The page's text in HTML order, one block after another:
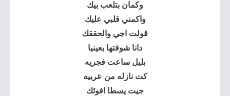
وكمان بتلعب بيك
واكمني قلبي عليك
قولت اجي والحققك
دانا شوفتها بعينيا
بليل ساعت فجريه
كت نازله من عربيه
جيت يسطا افوئك